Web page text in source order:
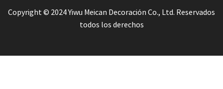
Copyright © 2024 Yiwu Meican Decoración Co., Ltd. Reservados
todos los derechos